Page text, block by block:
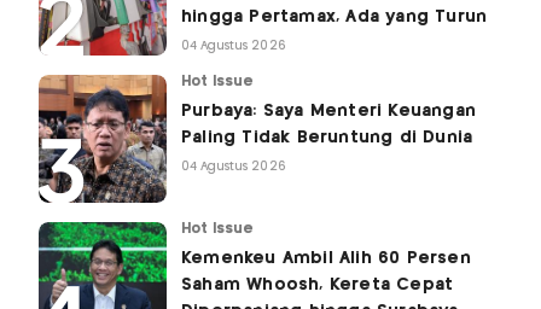
hingga Pertamax, Ada yang Turun
04 Agustus 2026
Hot Issue
Purbaya: Saya Menteri Keuangan
Paling Tidak Beruntung di Dunia
04 Agustus 2026
Hot Issue
Kemenkeu Ambil Alih 60 Persen
Saham Whoosh, Kereta Cepat